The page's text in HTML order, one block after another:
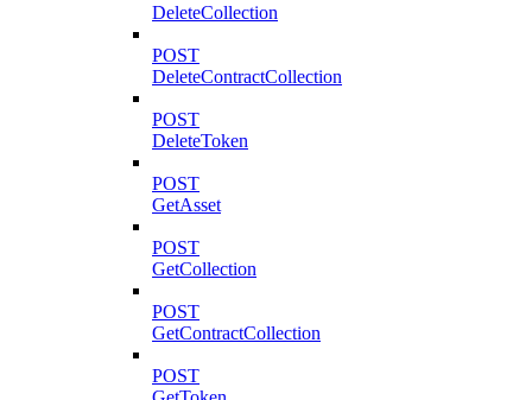
DeleteCollection
POST
DeleteContractCollection
POST
DeleteToken
POST
GetAsset
POST
GetCollection
POST
GetContractCollection
POST